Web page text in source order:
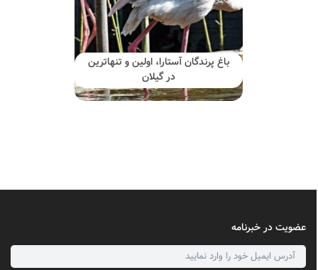
باغ پرندگان آستارا، اولین و تنهاترین
در گیلان
عضویت در خبرنامه